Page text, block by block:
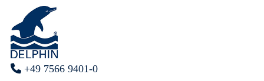
+49 7566 9401-0